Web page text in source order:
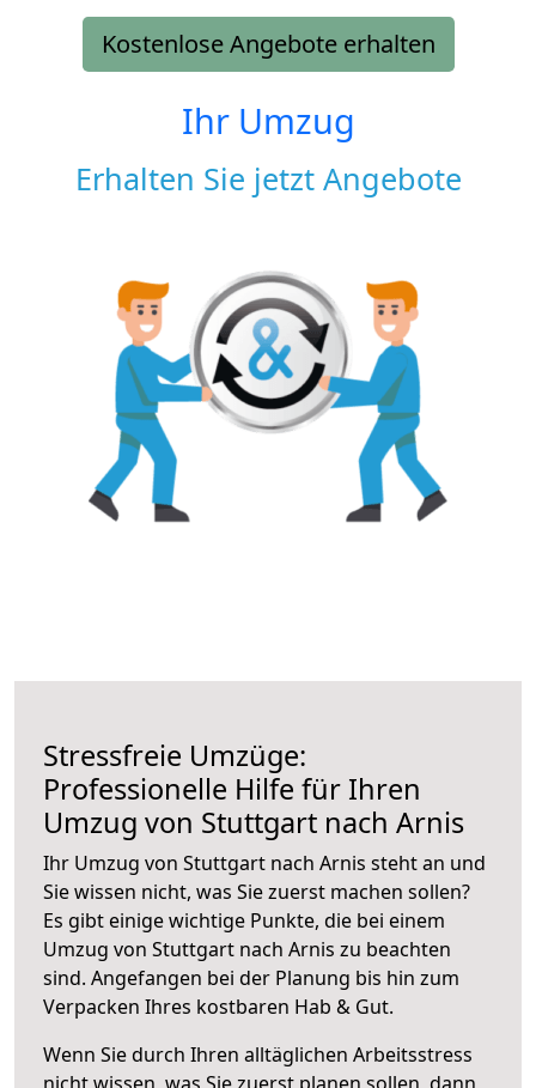
Kostenlose Angebote erhalten
Ihr Umzug
Erhalten Sie jetzt Angebote
Stressfreie Umzüge:
Professionelle Hilfe für Ihren
Umzug von Stuttgart nach Arnis
Ihr Umzug von Stuttgart nach Arnis steht an und
Sie wissen nicht, was Sie zuerst machen sollen?
Es gibt einige wichtige Punkte, die bei einem
Umzug von Stuttgart nach Arnis zu beachten
sind. Angefangen bei der Planung bis hin zum
Verpacken Ihres kostbaren Hab & Gut.
Wenn Sie durch Ihren alltäglichen Arbeitsstress